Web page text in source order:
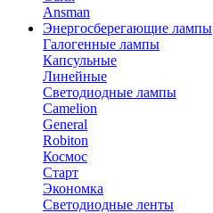
Ansman
Энергосберегающие лампы
Галогенные лампы
Капсульные
Линейные
Светодиодные лампы
Camelion
General
Robiton
Космос
Старт
Экономка
Светодиодные ленты